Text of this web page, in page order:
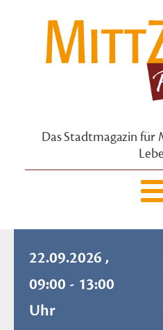
Das Stadtmagazin für
22.09.2026 ,
09:00 - 13:00
Uhr